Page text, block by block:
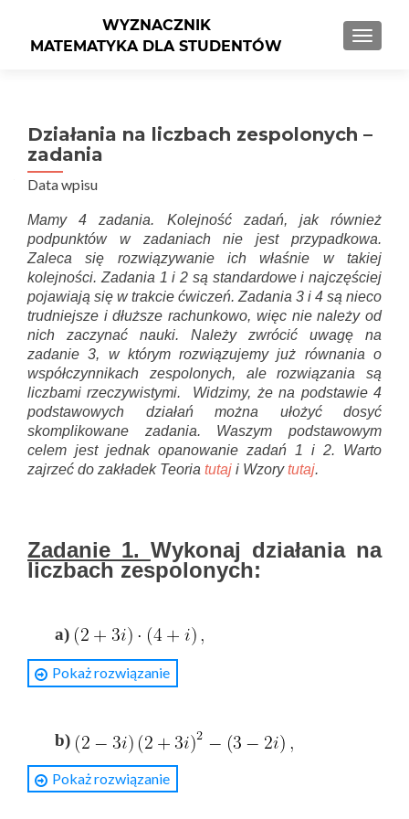
Działania na liczbach zespolonych –
zadania
Data wpisu
Mamy 4 zadania. Kolejność zadań, jak również
podpunktów w zadaniach nie jest przypadkowa.
Zaleca się rozwiązywanie ich właśnie w takiej
kolejności. Zadania 1 i 2 są standardowe i najczęściej
pojawiają się w trakcie ćwiczeń. Zadania 3 i 4 są nieco
trudniejsze i dłuższe rachunkowo, więc nie należy od
nich zaczynać nauki. Należy zwrócić uwagę na
zadanie 3, w którym rozwiązujemy już równania o
współczynnikach zespolonych, ale rozwiązania są
liczbami rzeczywistymi. Widzimy, że na podstawie 4
podstawowych działań można ułożyć dosyć
skomplikowane zadania. Waszym podstawowym
celem jest jednak opanowanie zadań 1 i 2. Warto
zajrzeć do zakładek Teoria tutaj i Wzorytutaj.
Zadanie 1. Wykonaj działania na
liczbach zespolonych:
a)
Rozwiązanie
Pokaż rozwiązanie
b)
Rozwiązanie
Pokaż rozwiązanie